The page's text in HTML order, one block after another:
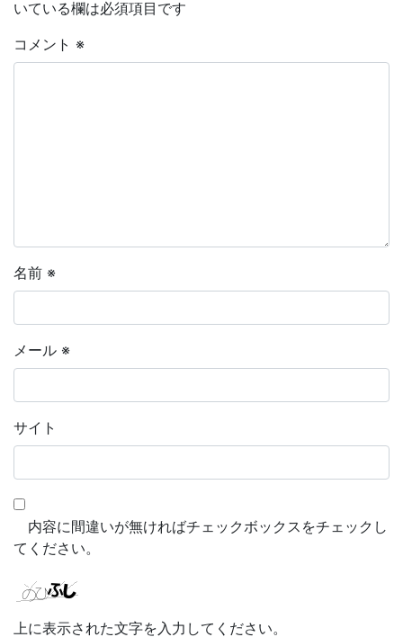
いている欄は必須項目です
コメント ※
名前 ※
メール ※
サイト
内容に間違いが無ければチェックボックスをチェックし
てください。
上に表示された文字を入力してください。